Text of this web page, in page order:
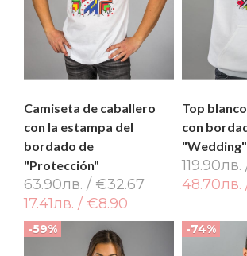
Camiseta de caballero
con la estampa del
bordado de
"Protección"
63.90лв. / €32.67
17.41лв. / €8.90
Top
con
"Wedding"
-59% -74%